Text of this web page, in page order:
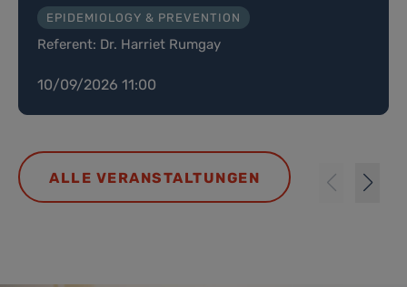
EPIDEMIOLOGY & PREVENTION
Referent: Dr. Harriet Rumgay
10/09/2026 11:00
ALLE VERANSTALTUNGEN